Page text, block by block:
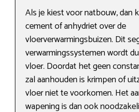
Als je kiest voor natbouw, dan
cement of anhydriet over de
vloerverwarmingsbuizen. Dit
verwarmingssystemen wordt
vloer. Doordat het geen
zal aanhouden is krimpen of
vloer niet te voorkomen. Het
wapening is dan ook